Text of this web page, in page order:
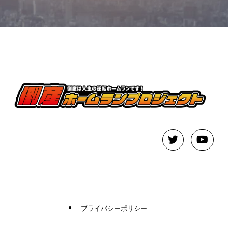
プライバシーポリシー